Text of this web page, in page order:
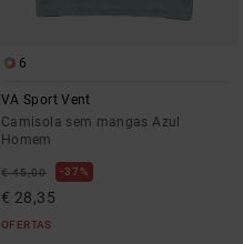
6
VA Sport Vent
Camisola sem mangas Azul
Homem
€ 45,00 37%
€ 28,35
OFERTAS